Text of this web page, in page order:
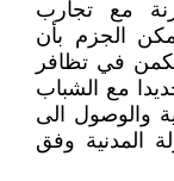
مع تجارب
الجزم بأن
في تظافر
مع الشباب
والوصول الى
المدنية وفق